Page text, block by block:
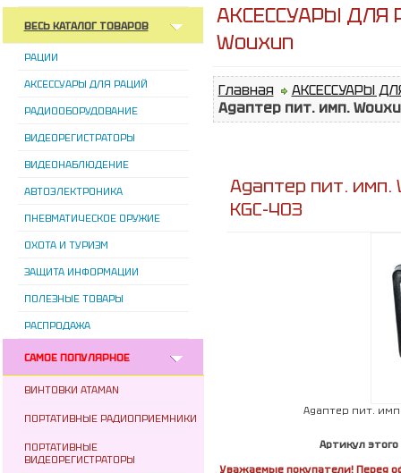
ВЕСЬ КАТАЛОГ ТОВАРОВ
РАЦИИ
АКСЕССУАРЫ ДЛЯ РАЦИЙ
РАДИООБОРУДОВАНИЕ
ВИДЕОРЕГИСТРАТОРЫ
ВИДЕОНАБЛЮДЕНИЕ
АВТОЭЛЕКТРОНИКА
ПНЕВМАТИЧЕСКОЕ ОРУЖИЕ
ОХОТА И ТУРИЗМ
ЗАЩИТА ИНФОРМАЦИИ
ПОЛЕЗНЫЕ ТОВАРЫ
РАСПРОДАЖА
САМОЕ ПОПУЛЯРНОЕ
ВИНТОВКИ ATAMAN
ПОРТАТИВНЫЕ РАДИОПРИЕМНИКИ
ПОРТАТИВНЫЕ
ВИДЕОРЕГИСТРАТОРЫ
АКСЕССУАРЫ ДЛЯ
Wouxun
Главная
АКСЕССУАРЫ
Адаптер пит. имп.
Адаптер пит. имп.
KGC-403
Адаптер пит. имп.
Артикул
Уважаемые покупатели! Перед